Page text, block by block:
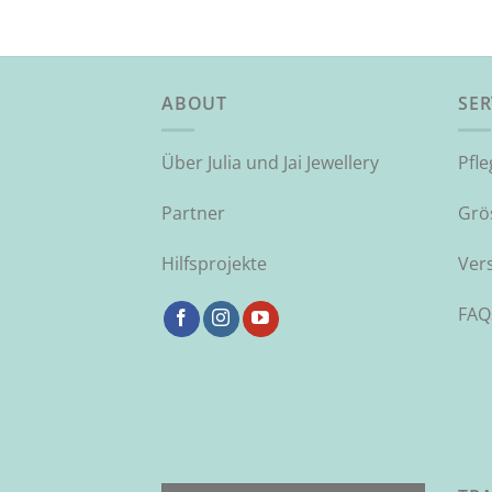
ABOUT
Über Julia und Jai Jewellery
Partner
Hilfsprojekte